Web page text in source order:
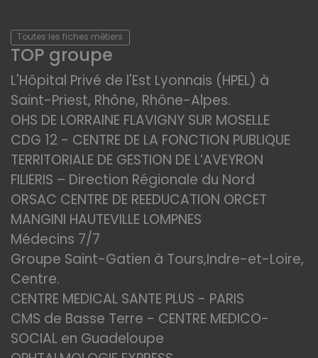
Toutes les fiches métiers
TOP groupe
L'Hôpital Privé de l'Est Lyonnais (HPEL) à
Saint-Priest, Rhône, Rhône-Alpes.
OHS DE LORRAINE FLAVIGNY SUR MOSELLE
CDG 12 - CENTRE DE LA FONCTION PUBLIQUE
TERRITORIALE DE GESTION DE L’AVEYRON
FILIERIS – Direction Régionale du Nord
ORSAC CENTRE DE REEDUCATION ORCET
MANGINI HAUTEVILLE LOMPNES
Médecins 7/7
Groupe Saint-Gatien à Tours,Indre-et-Loire,
Centre.
CENTRE MEDICAL SANTE PLUS - PARIS
CMS de Basse Terre - CENTRE MEDICO-
SOCIAL en Guadeloupe